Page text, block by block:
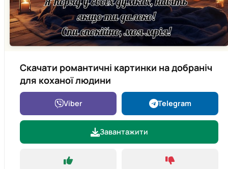
Скачати романтичні картинки на добраніч
для коханої людини
Viber Telegram
Завантажити